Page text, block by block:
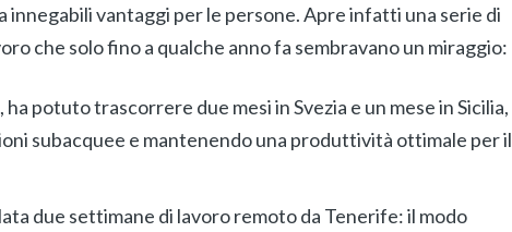
innegabili vantaggi per le persone. Apre infatti una serie di
che solo fino a qualche anno fa sembravano un miraggio:
potuto trascorrere due mesi in Svezia e un mese in Sicilia,
subacquee e mantenendo una produttività ottimale per il
due settimane di lavoro remoto da Tenerife: il modo